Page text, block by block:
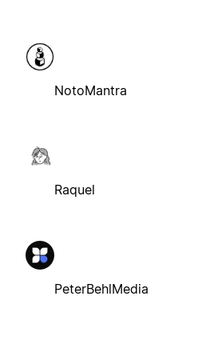
NotoMantra
Raquel
PeterBehlMedia